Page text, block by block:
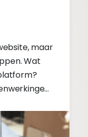
maar
Wat